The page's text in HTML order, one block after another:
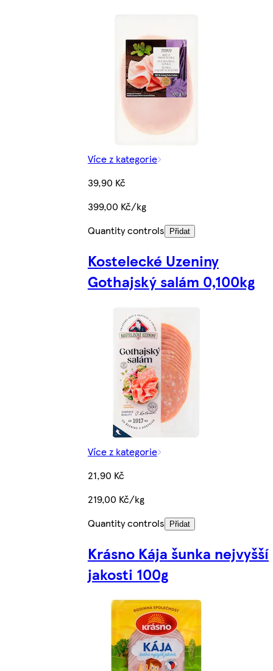
Více z kategorie
39,90 Kč
399,00 Kč/kg
Quantity controls
Přidat
Kostelecké Uzeniny
Gothajský salám 0,100kg
Více z kategorie
21,90 Kč
219,00 Kč/kg
Quantity controls
Přidat
Krásno Kája šunka nejvyšší
jakosti 100g